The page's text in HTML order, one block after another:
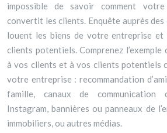
impossible de savoir comment
convertit les clients. Enquête auprès
louent les biens de votre entreprise et
clients potentiels. Comprenez l’exemple
à vos clients et à vos clients potentiels
votre entreprise : recommandation
famille, canaux de communication
Instagram, bannières ou panneaux de
immobiliers, ou autres médias.